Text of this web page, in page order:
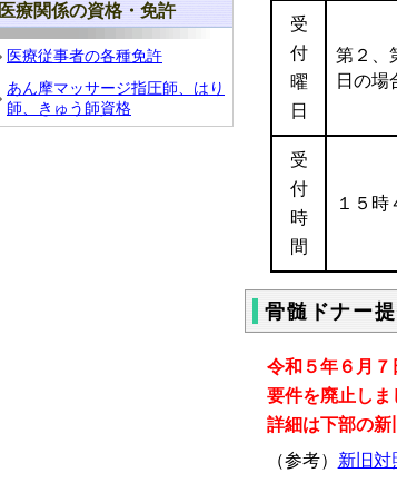
医療関係の資格・免許
医療従事者の各種免許
あん摩マッサージ指圧師、はり
師、きゅう師資格
受
付
曜
日
第２、
日の場
受
付
時
間
１５時
骨髄ドナー
令和５年６月
要件を廃止しま
詳細は下部の新
（参考） 新旧対